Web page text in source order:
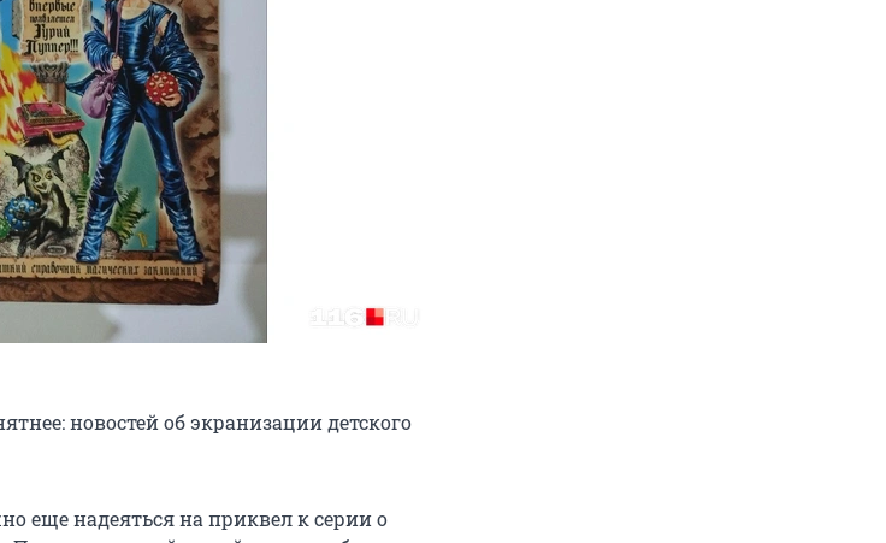
новостей об экранизации детского
еще надеяться на приквел к серии о